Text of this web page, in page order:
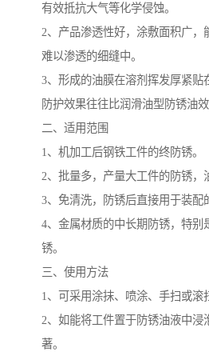
有效抵抗大气等化学侵蚀。
2、产品渗透性好，涂敷面积广，
难以渗透的细缝中。
3、形成的油膜在溶剂挥发厚紧贴
防护效果往往比润滑油型防锈油效
二、适用范围
1、机加工后钢铁工件的终防锈。
2、批量多，产量大工件的防锈，
3、免清洗，防锈后直接用于装配
4、金属材质的中长期防锈，特别
锈。
三、使用方法
1、可采用涂抹、喷涂、手扫或滚
2、如能将工件置于防锈油液中浸
著。